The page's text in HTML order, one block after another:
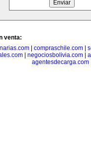
venta:
| compraschile.com|
| negociosbolivia.com|
agentesdecarga.com